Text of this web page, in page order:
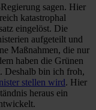
sagen. Hier
katastrophal
eingelöst. Die
aufgeteilt und
Maßnahmen, die nur
haben die Grünen
Deshalb bin ich froh,
stellen wird. Hier
heraus ein